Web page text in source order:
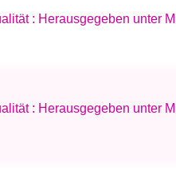
: Herausgegeben unter
: Herausgegeben unter